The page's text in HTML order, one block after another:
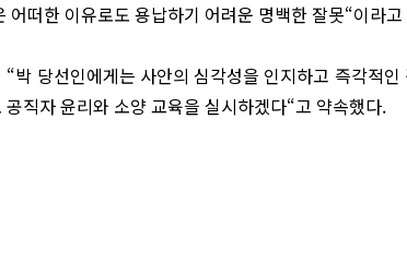
어떠한 이유로도 용납하기 어려운 명백한 잘못“이라
“박 당선인에게는 사안의 심각성을 인지하고 즉각적
공직자 윤리와 소양 교육을 실시하겠다“고 약속했다.